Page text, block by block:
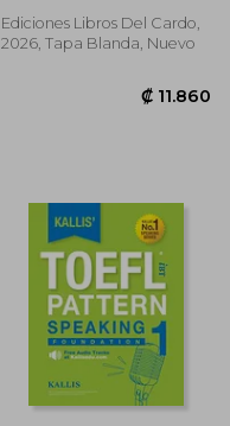
Ediciones Libros Del Cardo,
2026, Tapa Blanda, Nuevo